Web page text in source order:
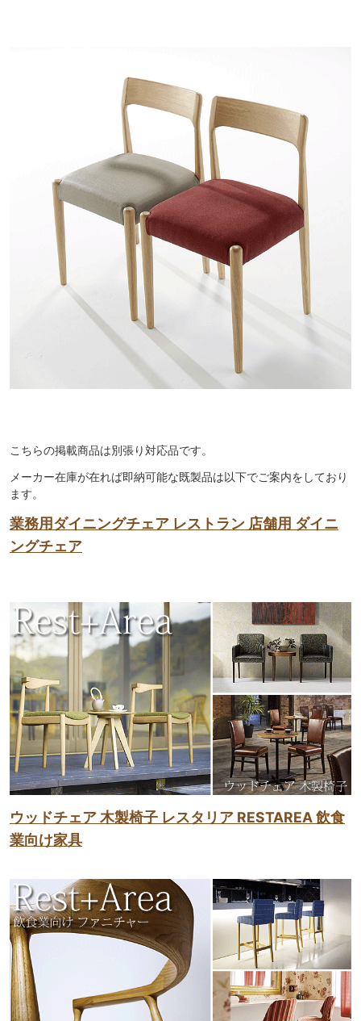
こちらの掲載商品は別張り対応品です。
メーカー在庫が在れば即納可能な既製品は以下でご案内をしており
ます。
業務用ダイニングチェア レストラン 店舗用 ダイニ
ングチェア
ウッドチェア 木製椅子 レスタリア RESTAREA 飲食
業向け家具